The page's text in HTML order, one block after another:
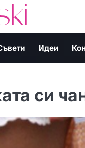
Идеи
си